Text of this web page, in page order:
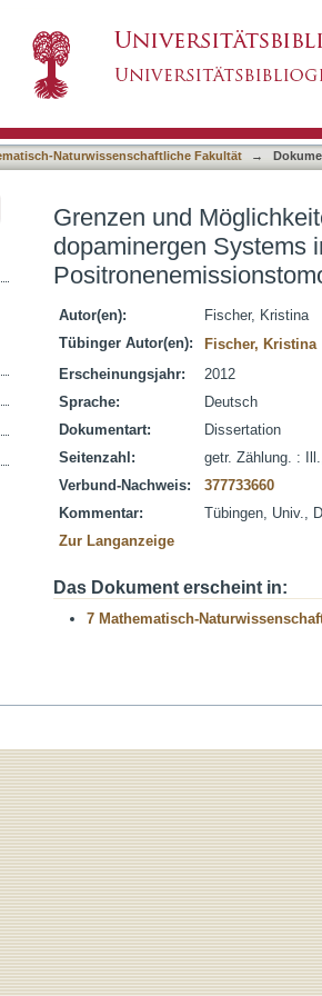
der In-vivo-
Naturwissenschaftliche Fakultät →
Grenzen und
dopaminergen Systems
Autor(en):
Fischer, Kristina
Tübinger Autor(en):
Fischer, Kristina
Erscheinungsjahr:
2012
Sprache:
Deutsch
Dokumentart:
Dissertation
Seitenzahl:
getr. Zählung. :
Verbund-Nachweis:
377733660
Kommentar:
Tübingen, Univ.,
Zur Langanzeige
Das Dokument erscheint in:
7 Mathematisch-